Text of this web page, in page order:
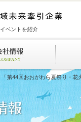
ベントを紹介
第44回おおがわら夏祭り・花